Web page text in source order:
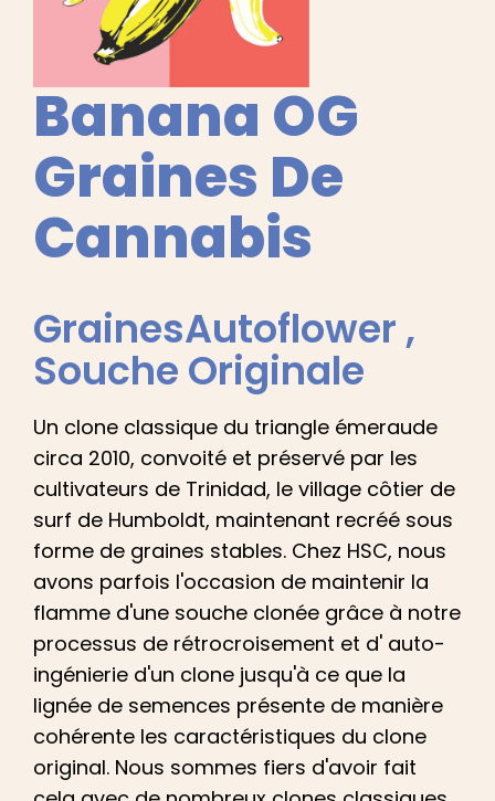
Banana OG
Graines De
Cannabis
GrainesAutoflower ,
Souche Originale
Un clone classique du triangle émeraude
circa 2010, convoité et préservé par les
cultivateurs de Trinidad, le village côtier de
surf de Humboldt, maintenant recréé sous
forme de graines stables. Chez HSC, nous
avons parfois l'occasion de maintenir la
flamme d'une souche clonée grâce à notre
processus de rétrocroisement et d'auto-
ingénierie d'un clone jusqu'à ce que la
lignée de semences présente de manière
cohérente les caractéristiques du clone
original. Nous sommes fiers d'avoir fait